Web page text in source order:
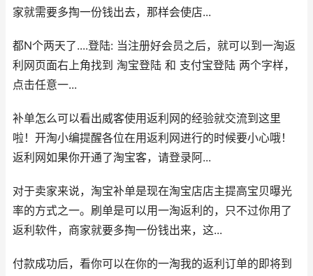
家就需要多掏一份钱出去，那样会使店...
都N个两天了....登陆: 当注册好会员之后，就可以到一淘返
利网页面右上角找到 淘宝登陆 和 支付宝登陆 两个字样，
点击任意一...
补单怎么可以看出威客使用返利网的经验就交流到这里
啦！开淘小编提醒各位在用返利网进行的时候要小心哦！
返利网如果你开通了淘宝客，请登录阿...
对于卖家来说，淘宝补单是现在淘宝店店主提高宝贝曝光
率的方式之一。刷单是可以用一淘返利的，只不过你用了
返利软件，商家就要多掏一份钱出来，这...
付款成功后，看你可以在你的一淘我的返利订单的即将到